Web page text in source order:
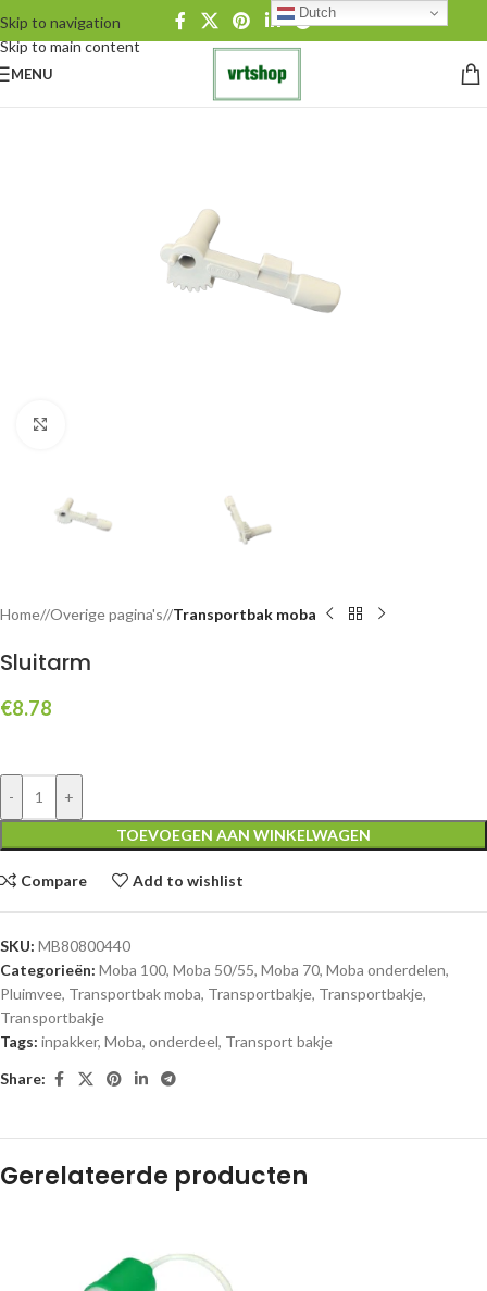
Skip to navigation
Skip to main content
MENU
Home/ Overige pagina's/ Transportbak moba
Sluitarm
€8.78
- +
TOEVOEGEN AAN WINKELWAGEN
Compare Add to wishlist
SKU: MB80800440
Categorieën: Moba 100, Moba 50/55, Moba 70, Moba onderdelen,
Pluimvee, Transportbak moba, Transportbakje, Transportbakje,
Transportbakje
Tags: inpakker, Moba, onderdeel, Transport bakje
Share:
Gerelateerde producten
Dutch